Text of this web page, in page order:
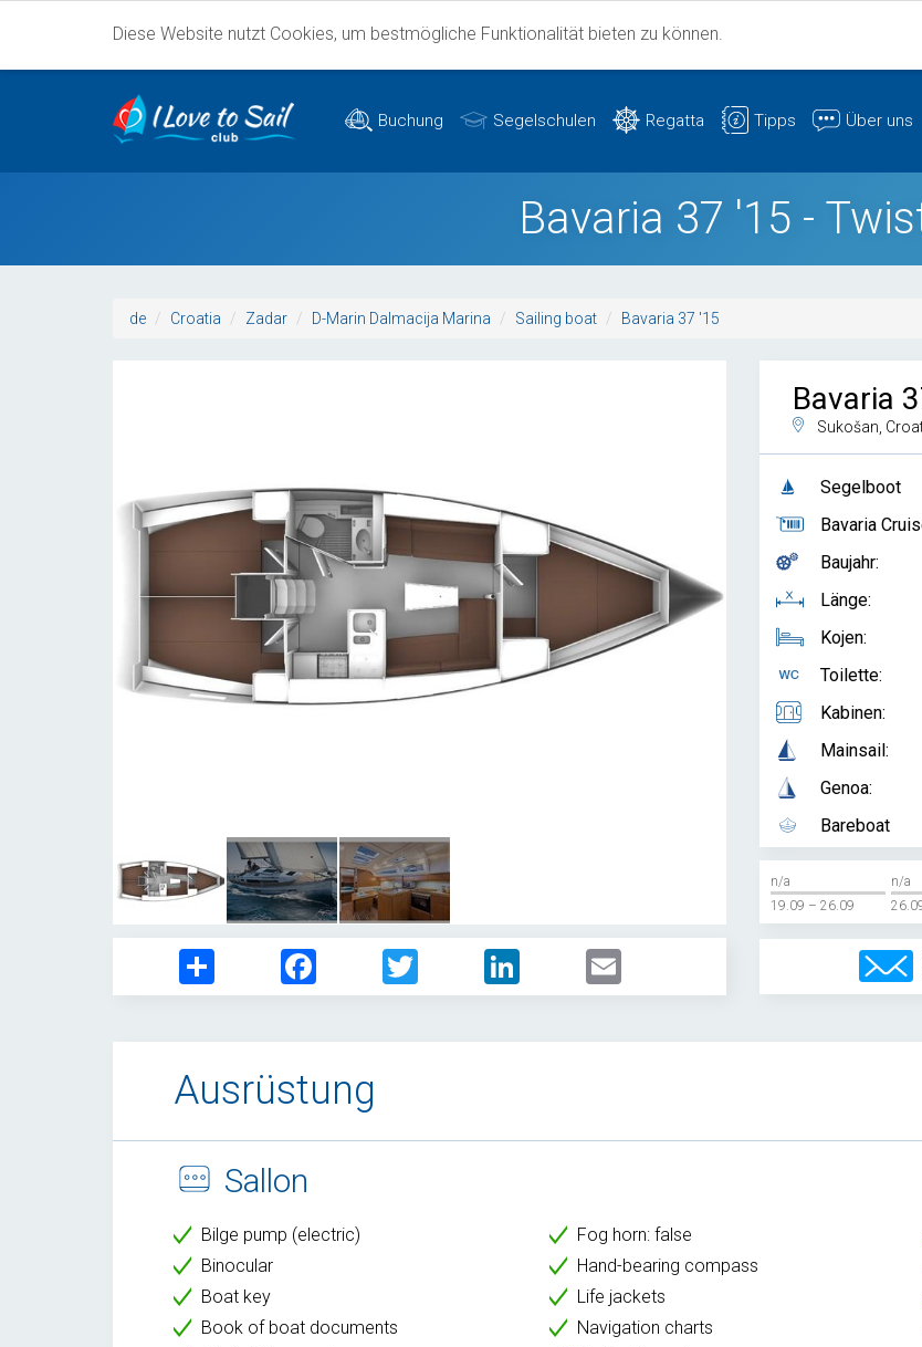
Diese Website nutzt Cookies, um bestmögliche Funktionalität bieten zu können.
Buchung Segelschulen Regatta Tipps Über uns
Bavaria 37 '15 -
de Croatia Zadar D-Marin Dalmacija Marina Sailing boat Bavaria 37 '15
Facebook
Bavaria
Sukošan,
Segelboot
Bavaria
Baujahr:
Länge:
Kojen:
Toilette:
Kabinen:
Mainsail:
Genoa:
Bareboat
n/a
19.09 – 26.09
n/a
Ausrüstung
Sallon
Bilge pump (electric)
Binocular
Boat key
Book of boat documents
Fog horn: false
Hand-bearing compass
Life jackets
Navigation charts